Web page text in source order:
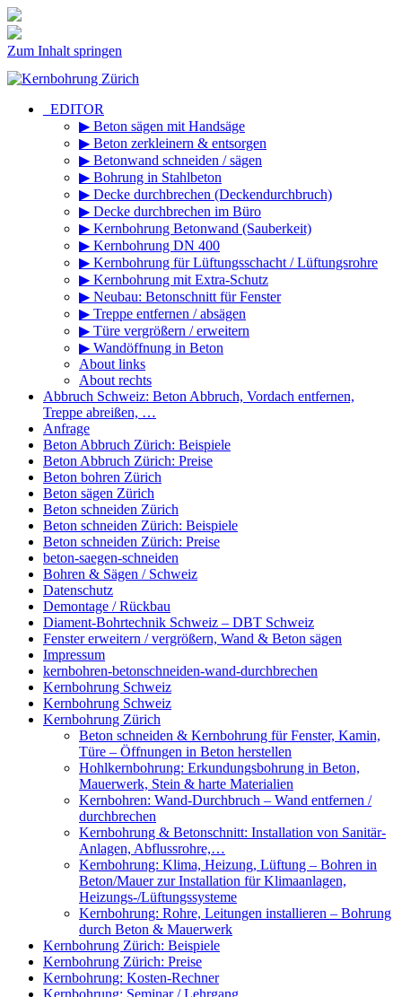
Zum Inhalt springen
_EDITOR
▶ Beton sägen mit Handsäge
▶ Beton zerkleinern & entsorgen
▶ Betonwand schneiden / sägen
▶ Bohrung in Stahlbeton
▶ Decke durchbrechen (Deckendurchbruch)
▶ Decke durchbrechen im Büro
▶ Kernbohrung Betonwand (Sauberkeit)
▶ Kernbohrung DN 400
▶ Kernbohrung für Lüftungsschacht / Lüftungsrohre
▶ Kernbohrung mit Extra-Schutz
▶ Neubau: Betonschnitt für Fenster
▶ Treppe entfernen / absägen
▶ Türe vergrößern / erweitern
▶ Wandöffnung in Beton
About links
About rechts
Abbruch Schweiz: Beton Abbruch, Vordach entfernen,
Treppe abreißen, …
Anfrage
Beton Abbruch Zürich: Beispiele
Beton Abbruch Zürich: Preise
Beton bohren Zürich
Beton sägen Zürich
Beton schneiden Zürich
Beton schneiden Zürich: Beispiele
Beton schneiden Zürich: Preise
beton-saegen-schneiden
Bohren & Sägen / Schweiz
Datenschutz
Demontage / Rückbau
Diament-Bohrtechnik Schweiz – DBT Schweiz
Fenster erweitern / vergrößern, Wand & Beton sägen
Impressum
kernbohren-betonschneiden-wand-durchbrechen
Kernbohrung Schweiz
Kernbohrung Schweiz
Kernbohrung Zürich
Beton schneiden & Kernbohrung für Fenster, Kamin,
Türe – Öffnungen in Beton herstellen
Hohlkernbohrung: Erkundungsbohrung in Beton,
Mauerwerk, Stein & harte Materialien
Kernbohren: Wand-Durchbruch – Wand entfernen /
durchbrechen
Kernbohrung & Betonschnitt: Installation von Sanitär-
Anlagen, Abflussrohre,…
Kernbohrung: Klima, Heizung, Lüftung – Bohren in
Beton/Mauer zur Installation für Klimaanlagen,
Heizungs-/Lüftungssysteme
Kernbohrung: Rohre, Leitungen installieren – Bohrung
durch Beton & Mauerwerk
Kernbohrung Zürich: Beispiele
Kernbohrung Zürich: Preise
Kernbohrung: Kosten-Rechner
Kernbohrung: Seminar / Lehrgang